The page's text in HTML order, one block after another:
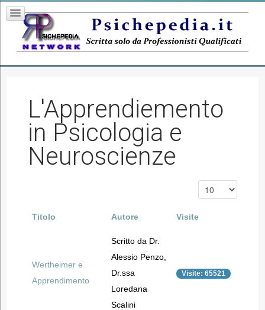
L'Apprendiemento
in Psicologia e
Neuroscienze
Titolo Autore Visite
Wertheimer e
Apprendimento
Scritto da Dr.
Alessio Penzo,
Dr.ssa
Loredana
Scalini
Visite: 65521